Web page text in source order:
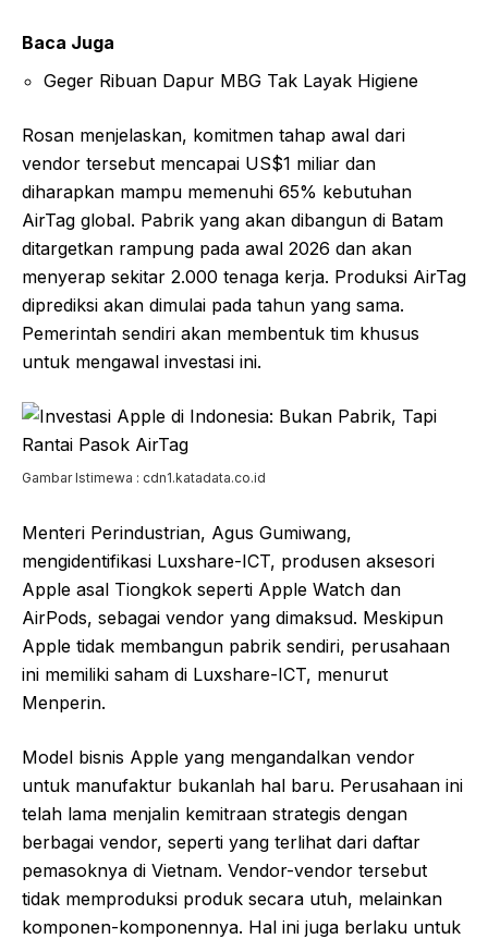
Baca Juga
Geger Ribuan Dapur MBG Tak Layak Higiene
Rosan menjelaskan, komitmen tahap awal dari
vendor tersebut mencapai US$1 miliar dan
diharapkan mampu memenuhi 65% kebutuhan
AirTag global. Pabrik yang akan dibangun di Batam
ditargetkan rampung pada awal 2026 dan akan
menyerap sekitar 2.000 tenaga kerja. Produksi AirTag
diprediksi akan dimulai pada tahun yang sama.
Pemerintah sendiri akan membentuk tim khusus
untuk mengawal investasi ini.
Gambar Istimewa : cdn1.katadata.co.id
Menteri Perindustrian, Agus Gumiwang,
mengidentifikasi Luxshare-ICT, produsen aksesori
Apple asal Tiongkok seperti Apple Watch dan
AirPods, sebagai vendor yang dimaksud. Meskipun
Apple tidak membangun pabrik sendiri, perusahaan
ini memiliki saham di Luxshare-ICT, menurut
Menperin.
Model bisnis Apple yang mengandalkan vendor
untuk manufaktur bukanlah hal baru. Perusahaan ini
telah lama menjalin kemitraan strategis dengan
berbagai vendor, seperti yang terlihat dari daftar
pemasoknya di Vietnam. Vendor-vendor tersebut
tidak memproduksi produk secara utuh, melainkan
komponen-komponennya. Hal ini juga berlaku untuk